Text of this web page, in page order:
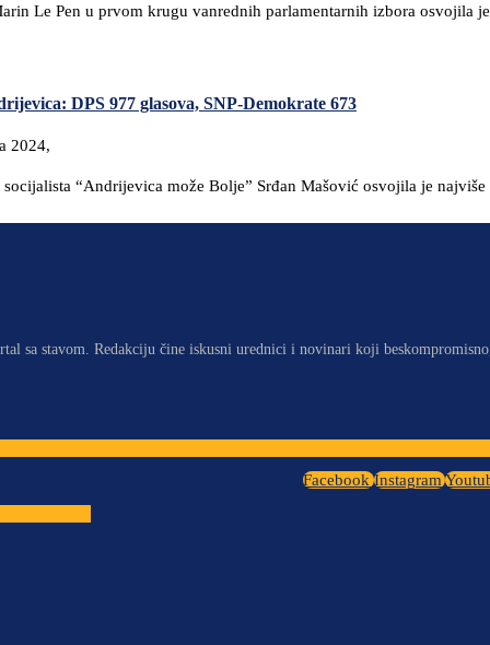
Le Pen u prvom krugu vanrednih parlamentarnih izbora osvojila
DPS 977 glasova, SNP-Demokrate 673
2024,
“Andrijevica može Bolje” Srđan Mašović osvojila je
sa stavom. Redakciju čine iskusni urednici i novinari koji
Facebook Instagram